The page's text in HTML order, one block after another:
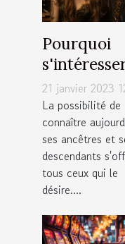
Pourquoi
ses
21 janvier 2023
La possibilité de
connaître
ses ancêtres et
descendants
tous ceux qui le
désire....